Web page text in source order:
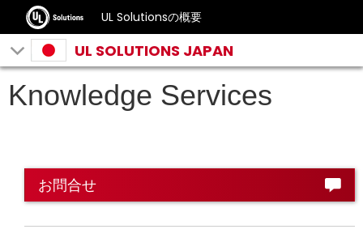
UL Solutionsの概要
UL SOLUTIONS JAPAN
Knowledge Services
お問合せ